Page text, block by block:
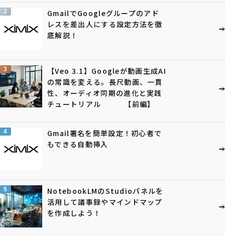
2
GmailでGoogleグループのアド
レスを差出人にする設定方法を徹
底解説！
3
【Veo 3.1】Googleが動画生成AI
の常識を変える。長尺動画、一貫
性、オーディオ同期の進化と実践
チュートリアル 【前編】
4
Gmail署名を簡単設定！初心者で
もできる自動挿入
5
NotebookLMのStudioパネルを
活用して議事録やマインドマップ
を作成しよう！